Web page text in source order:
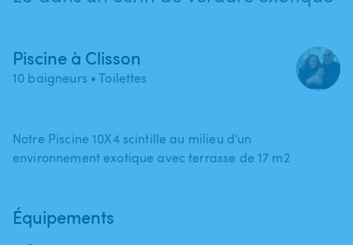
Piscine à Clisson
10 baigneurs • Toilettes
Notre Piscine 10X4 scintille au milieu d'un
environnement exotique avec terrasse de 17 m2
Équipements